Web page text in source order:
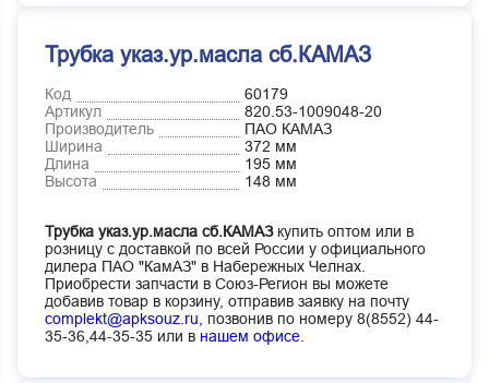
Трубка указ.ур.масла сб.КАМАЗ
Код
60179
Артикул
820.53-1009048-20
Производитель
ПАО КАМАЗ
Ширина
372 мм
Длина
195 мм
Высота
148 мм
Трубка указ.ур.масла сб.КАМАЗкупить оптом или в
розницу с доставкой по всей России у официального
дилера ПАО "КамАЗ" в Набережных Челнах.
Приобрести запчасти в Союз-Регион вы можете
добавив товар в корзину, отправив заявку на почту
complekt@apksouz.ru,
позвонив по номеру 8(8552) 44-
35-36,44-35-35 или в нашем офисе